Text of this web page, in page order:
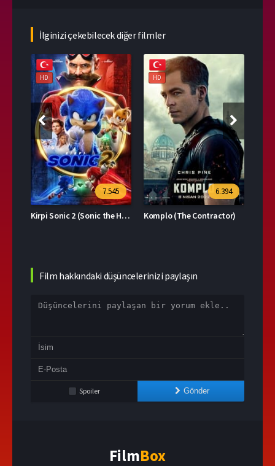
İlginizi çekebilecek diğer filmler
HD
7.545
Kirpi Sonic 2 (Sonic the Hedgehog 2)
HD
6.394
Komplo (The Contractor)
Film hakkındaki düşüncelerinizi paylaşın
Spoiler Gönder
FilmBox